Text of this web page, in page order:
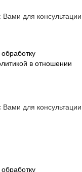
для консультации
в отношении
для консультации